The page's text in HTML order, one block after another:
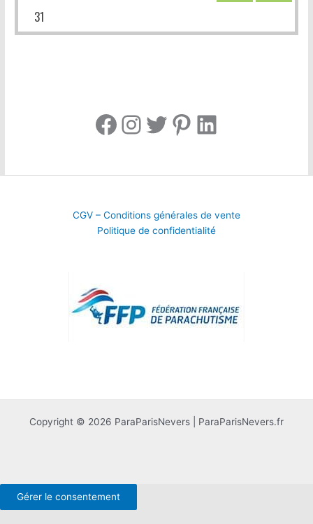
31
Facebook
Instagram
Twitter
Pinterest
LinkedIn
CGV – Conditions générales de vente
Politique de confidentialité
Copyright © 2026 ParaParisNevers | ParaParisNevers.fr
Gérer le consentement